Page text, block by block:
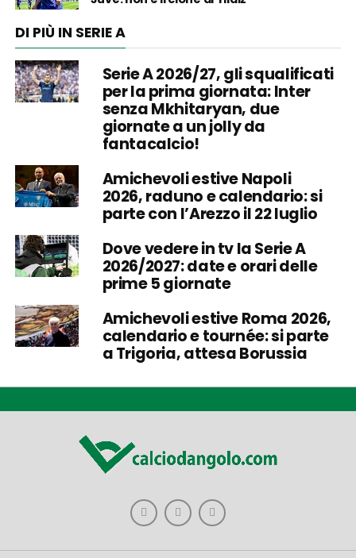
DI PIÙ IN SERIE A
Serie A 2026/27, gli squalificati
per la prima giornata: Inter
senza Mkhitaryan, due
giornate a un jolly da
fantacalcio!
Amichevoli estive Napoli
2026, raduno e calendario: si
parte con l’Arezzo il 22 luglio
Dove vedere in tv la Serie A
2026/2027: date e orari delle
prime 5 giornate
Amichevoli estive Roma 2026,
calendario e tournée: si parte
a Trigoria, attesa Borussia